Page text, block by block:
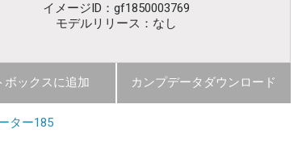
イメージID：gf1850003769
モデルリリース：なし
ボックスに追加 カンプデータダウンロード
ター185